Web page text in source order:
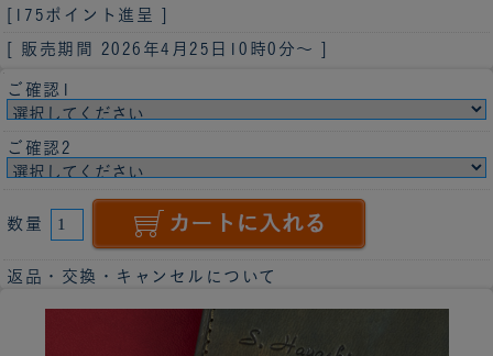
[175ポイント進呈 ]
[ 販売期間 2026年4月25日10時0分 ～ ]
ご確認1
ご確認2
数量
返品・交換・キャンセルについて